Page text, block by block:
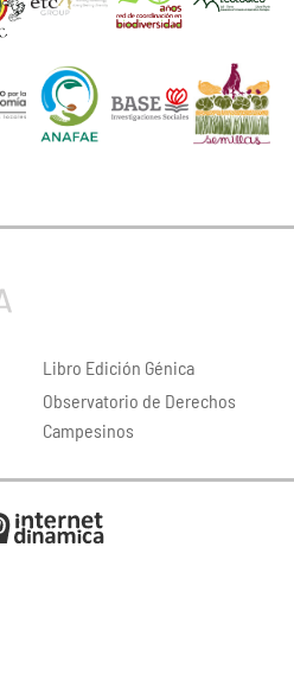
Libro Edición Génica
Observatorio de Derechos
Campesinos